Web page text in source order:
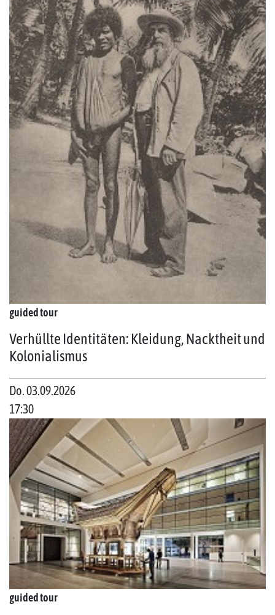
guided tour
Verhüllte Identitäten: Kleidung, Nacktheit und
Kolonialismus
Do. 03.09.2026
17:30
guided tour